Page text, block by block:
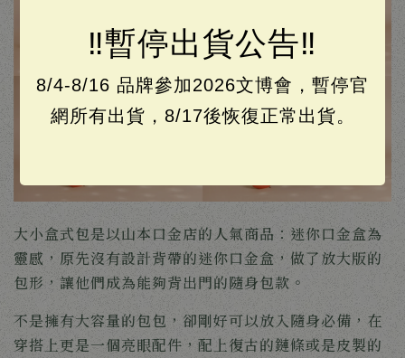
‼️暫停出貨公告‼️
8/4-8/16 品牌參加2026文博會，暫停官
網所有出貨，8/17後恢復正常出貨。
大小盒式包是以山本口金店的人氣商品：迷你口金盒為
靈感，原先沒有設計背帶的迷你口金盒，做了放大版的
包形，讓他們成為能夠背出門的隨身包款。
不是擁有大容量的包包，卻剛好可以放入隨身必備，在
穿搭上更是一個亮眼配件，配上復古的鏈條或是皮製的